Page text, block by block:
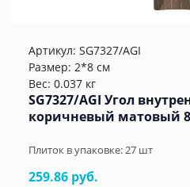
Артикул: SG7327/AGI
Размер: 2*8 см
Вес: 0.037 кг
SG7327/AGI Угол
коричневый матовый
Плиток в упаковке:27 шт
259.86 руб.